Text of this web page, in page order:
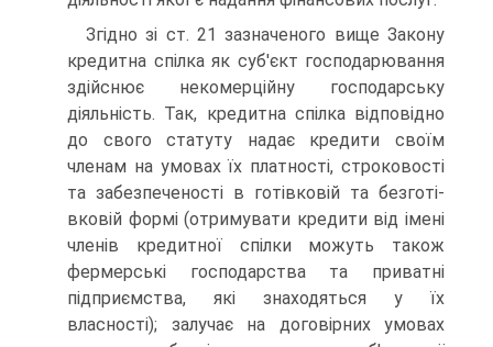
Згідно зі ст. 21 зазначеного вище Закону
кредитна спіл­ка як суб'єкт господарювання
здійснює некомерційну гос­подарську
діяльність. Так, кредитна спілка відповідно
до свого статуту надає кредити своїм
членам на умовах їх пла­тності, строковості
та забезпеченості в готівковій та безготі­
вковій формі (отримувати кредити від імені
членів кредит­ної спілки можуть також
фермерські господарства та приватні
підприємства, які знаходяться у їх
власності); залу­чає на договірних умовах